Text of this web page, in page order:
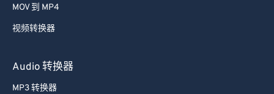
MOV 到 MP4
视频转换器
Audio 转换器
MP3 转换器